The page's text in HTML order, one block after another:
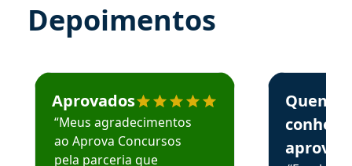
Depoimentos
Estudante José recomenda o Aprova Concursos em
Aprovados
“Meus agradecimentos
ao Aprova Concursos
pela parceria que
Estudante
Quem
aprova